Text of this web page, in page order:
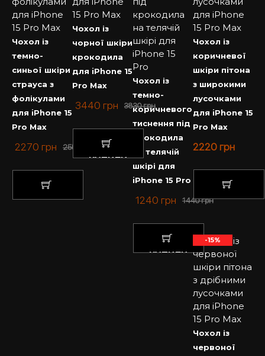
Чохол із
темно-
синьої шкіри
страуса з
фолікулами
для iPhone 15
Pro Max
2550
2270 грн
Чохол із
чорної шкіри
крокодила
для iPhone 15
Pro Max
3830грн
3440 грн
КУПИТИ
Чохол із
темно-
коричневого
тиснення під
крокодила
на телячій
шкірі для
iPhone 15 Pro
1440грн
1240 грн
КУПИТИ
Чохол із
коричневої
шкіри пітона
з широкими
лусочками
для iPhone 15
Pro Max
2220 грн
КУПИТИ
-15%
Чохол із
червоної